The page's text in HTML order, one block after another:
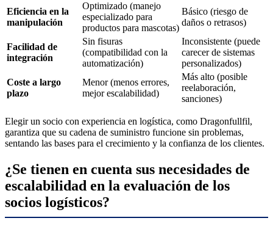
Eficiencia en la
manipulación
Optimizado (manejo
especializado para
productos para mascotas)
Básico (riesgo de
daños o retrasos)
Facilidad de
integración
Sin fisuras
(compatibilidad con la
automatización)
Inconsistente (puede
carecer de sistemas
personalizados)
Coste a largo
plazo
Menor (menos errores,
mejor escalabilidad)
Más alto (posible
reelaboración,
sanciones)
Elegir un socio con experiencia en logística, como Dragonfullfil,
garantiza que su cadena de suministro funcione sin problemas,
sentando las bases para el crecimiento y la confianza de los clientes.
¿Se tienen en cuenta sus necesidades de
escalabilidad en la evaluación de los
socios logísticos?